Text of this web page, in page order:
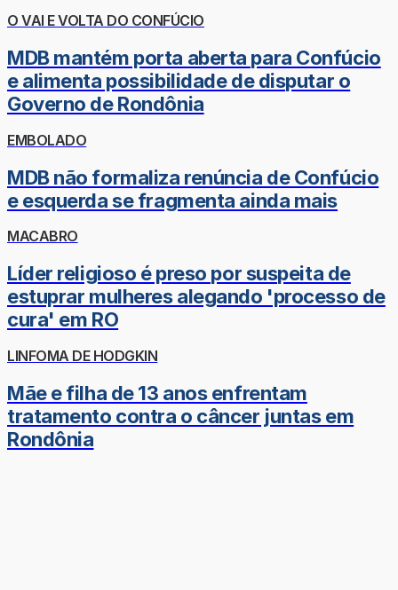
O VAI E VOLTA DO CONFÚCIO
MDB mantém porta aberta para Confúcio
e alimenta possibilidade de disputar o
Governo de Rondônia
EMBOLADO
MDB não formaliza renúncia de Confúcio
e esquerda se fragmenta ainda mais
MACABRO
Líder religioso é preso por suspeita de
estuprar mulheres alegando 'processo de
cura' em RO
LINFOMA DE HODGKIN
Mãe e filha de 13 anos enfrentam
tratamento contra o câncer juntas em
Rondônia